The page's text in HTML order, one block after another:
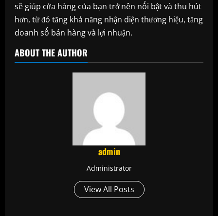
sẽ giúp cửa hàng của bạn trở nên nổi bật và thu hút
hơn, từ đó tăng khả năng nhận diện thương hiệu, tăng
doanh số bán hàng và lợi nhuận.
ABOUT THE AUTHOR
admin
Administrator
View All Posts